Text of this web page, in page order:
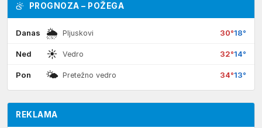
PROGNOZA – POŽEGA
Danas 🌦 Pljuskovi 30°18°
Ned ☀ Vedro 32°14°
Pon 🌤 Pretežno vedro 34°13°
REKLAMA